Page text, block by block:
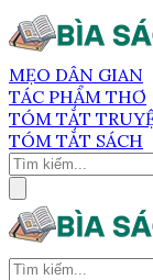
MẸO DÂN GIAN
TÁC PHẨM THƠ
TÓM TẮT
TÓM TẮT SÁCH